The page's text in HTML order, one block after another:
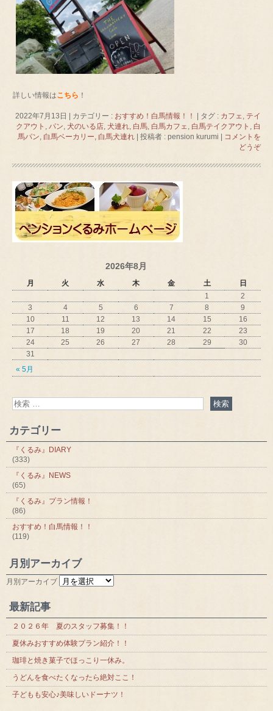
詳しい情報はこちら ！
2022年7月13日 カテゴリー : おすすめ！白馬情報！！ タグ : カフェ, テイ
クアウト , パン, 犬のいる店, 犬連れ, 白馬, 白馬カフェ, 白馬テイクアウト , 白
馬パン, 白馬ベーカリー, 白馬犬連れ 投稿者 : pension kurumi
コメントを
どうぞ
2026年8月
月 火 水 木 金 土 日
« 5月
1
2
3
4 5 6 7 8
9
10
11 12 13 14 15
16
17
18 19 20 21 22
23
24
25 26 27 28 29
30
31
カテゴリー
『くるみ』DIARY
(333)
『くるみ』NEWS
(65)
『くるみ』プラン情報！
(86)
おすすめ！白馬情報！！
(119)
月別アーカイブ
月別アーカイブ
最新記事
２０２６年 夏のスタッフ募集！！
夏休みおすすめ体験プラン紹介！！
珈琲と焼き菓子でほっこり一休み。
うどんを食べたくなったら絶対ここ！
子どもも安心♪美味しいドーナツ！